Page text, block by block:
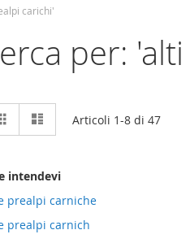
carichi'
per:
Mostra
come
Griglia Articoli 1-8di 47
intendevi
prealpi carniche
prealpi carnich